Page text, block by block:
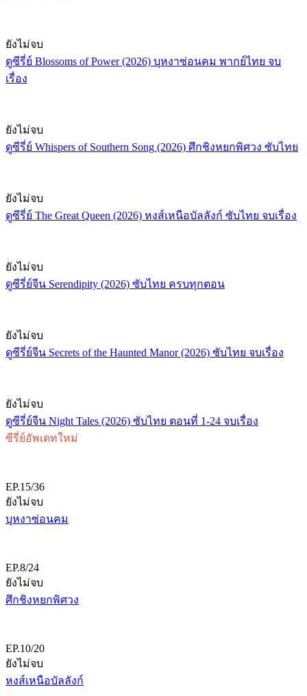
ยังไม่จบ
ดูซีรี่ย์ Blossoms of Power (2026) บุหงาซ่อนคม พากย์ไทย จบ
เรื่อง
ยังไม่จบ
ดูซีรี่ย์ Whispers of Southern Song (2026) ศึกชิงหยกพิศวง ซับไทย
ยังไม่จบ
ดูซีรี่ย์ The Great Queen (2026) หงส์เหนือบัลลังก์ ซับไทย จบเรื่อง
ยังไม่จบ
ดูซีรี่ย์จีน Serendipity (2026) ซับไทย ครบทุกตอน
ยังไม่จบ
ดูซีรี่ย์จีน Secrets of the Haunted Manor (2026) ซับไทย จบเรื่อง
ยังไม่จบ
ดูซีรี่ย์จีน Night Tales (2026) ซับไทย ตอนที่ 1-24 จบเรื่อง
ซีรี่ย์อัพเดทใหม่
EP.15/36
ยังไม่จบ
บุหงาซ่อนคม
EP.8/24
ยังไม่จบ
ศึกชิงหยกพิศวง
EP.10/20
ยังไม่จบ
หงส์เหนือบัลลังก์